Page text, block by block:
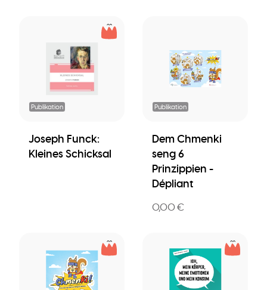
Publikation
Joseph Funck:
Kleines Schicksal
Publikation
Dem Chmenki
seng 6
Prinzippien -
Dépliant
0,00 €